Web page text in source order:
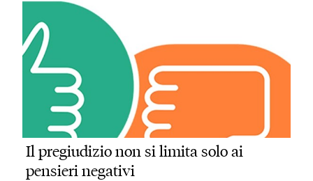
Il pregiudizio non si limita solo ai
pensieri negativi